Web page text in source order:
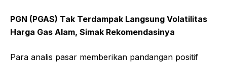
PGN (PGAS) Tak Terdampak Langsung Volatilitas
Harga Gas Alam, Simak Rekomendasinya
Para analis pasar memberikan pandangan positif